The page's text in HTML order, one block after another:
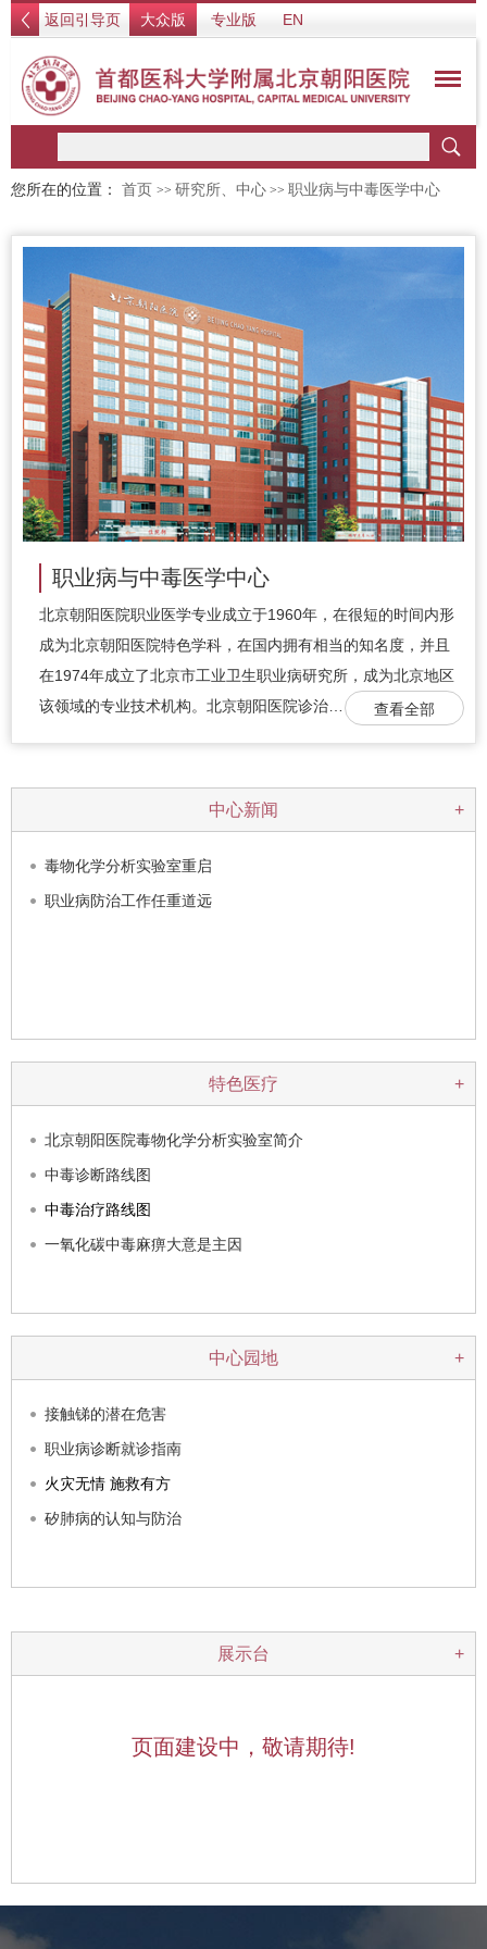
返回引导页 大众版 专业版 EN
您所在的位置： 首页 >> 研究所、中心 >> 职业病与中毒医学中心
职业病与中毒医学中心
北京朝阳医院职业医学专业成立于1960年，在很短的时间内形
成为北京朝阳医院特色学科，在国内拥有相当的知名度，并且
在1974年成立了北京市工业卫生职业病研究所，成为北京地区
该领域的专业技术机构。北京朝阳医院诊治…
查看全部
中心新闻 +
毒物化学分析实验室重启
职业病防治工作任重道远
特色医疗 +
北京朝阳医院毒物化学分析实验室简介
中毒诊断路线图
中毒治疗路线图
一氧化碳中毒麻痹大意是主因
中心园地 +
接触锑的潜在危害
职业病诊断就诊指南
火灾无情 施救有方
矽肺病的认知与防治
展示台 +
页面建设中，敬请期待!